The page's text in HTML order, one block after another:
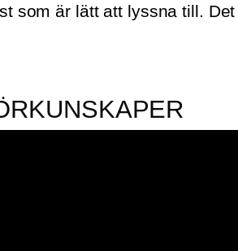
som är lätt att lyssna till.